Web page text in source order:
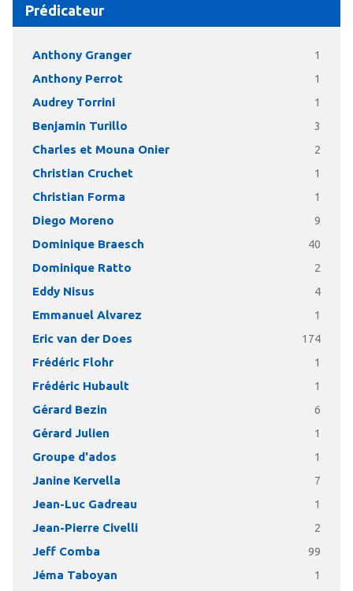
Prédicateur
Anthony Granger 1
Anthony Perrot 1
Audrey Torrini 1
Benjamin Turillo 3
Charles et Mouna Onier 2
Christian Cruchet 1
Christian Forma 1
Diego Moreno 9
Dominique Braesch 40
Dominique Ratto 2
Eddy Nisus 4
Emmanuel Alvarez 1
Eric van der Does 174
Frédéric Flohr 1
Frédéric Hubault 1
Gérard Bezin 6
Gérard Julien 1
Groupe d'ados 1
Janine Kervella 7
Jean-Luc Gadreau 1
Jean-Pierre Civelli 2
Jeff Comba 99
Jéma Taboyan 1